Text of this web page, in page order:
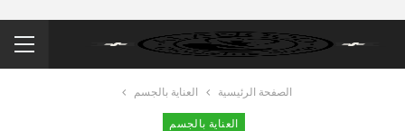
الصفحة الرئيسية العناية بالجسم
العناية بالجسم